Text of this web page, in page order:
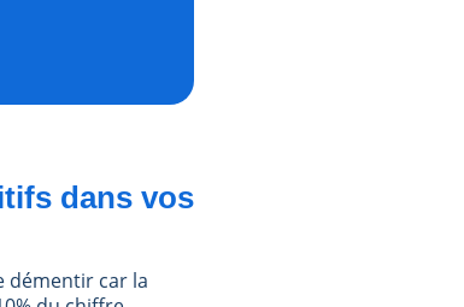
dans vos
démentir car la